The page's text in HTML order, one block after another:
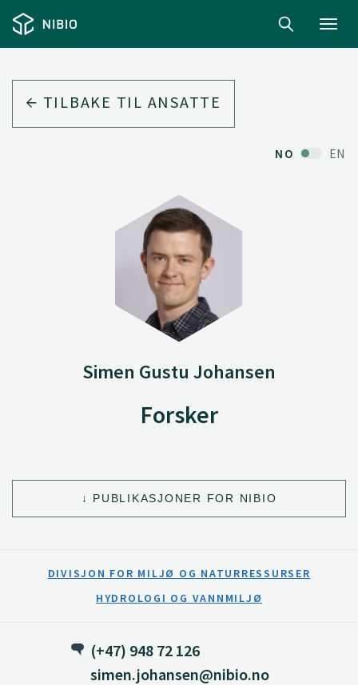
TILBAKE TIL ANSATTE
NO EN
Simen Gustu Johansen
Forsker
PUBLIKASJONER FOR NIBIO
DIVISJON FOR MILJØ OG NATURRESSURSER
HYDROLOGI OG VANNMILJØ
(+47) 948 72 126
simen.johansen@nibio.no